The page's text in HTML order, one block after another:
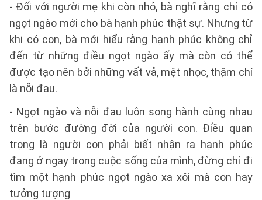
- Đối với người mẹ khi còn nhỏ, bà nghĩ rằng chỉ có
ngọt ngào mới cho bà hạnh phúc thật sự. Nhưng từ
khi có con, bà mới hiểu rằng hạnh phúc không chỉ
đến từ những điều ngọt ngào ấy mà còn có thể
được tạo nên bởi những vất vả, mệt nhọc, thậm chí
là nỗi đau.
- Ngọt ngào và nỗi đau luôn song hành cùng nhau
trên bước đường đời của người con. Điều quan
trọng là người con phải biết nhận ra hạnh phúc
đang ở ngay trong cuộc sống của mình, đừng chỉ đi
tìm một hạnh phúc ngọt ngào xa xôi mà con hay
tưởng tượng